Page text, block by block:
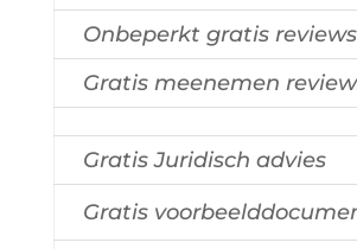
Onbeperkt gratis reviews
Gratis meenemen
Gratis Juridisch advies
Gratis